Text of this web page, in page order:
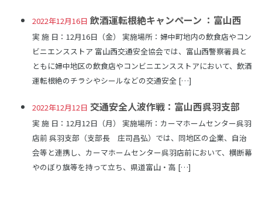
2022年12月16日 飲酒運転根絶キャンペーン ：富山西
実 施 日：12月16日（金） 実施場所：婦中町地内の飲食店やコン
ビニエンスストア 富山西交通安全協会では、富山西警察署員と
ともに婦中地区の飲食店やコンビニエンスストアにおいて、飲酒
運転根絶のチラシやシールなどの交通安全 […]
2022年12月12日 交通安全人波作戦：富山西呉羽支部
実 施 日：12月12日（月） 実施場所：カーマホームセンター呉羽
店前 呉羽支部（支部長 庄司昌弘）では、同地区の企業、自治
会等と連携し、カーマホームセンター呉羽店前において、横断幕
やのぼり旗等を持って立ち、県道富山・高 […]